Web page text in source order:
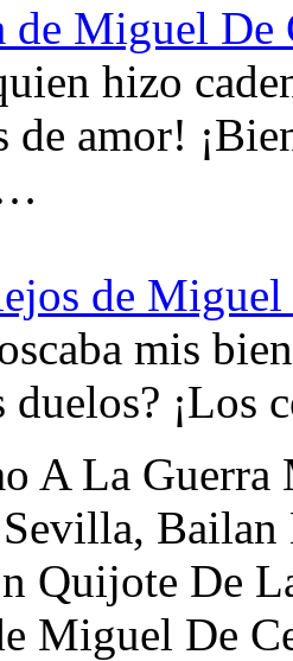
de Miguel De
hizo
de amor!
de Miguel
mis
duelos?
A La
Bailan
Quijote De
Miguel De